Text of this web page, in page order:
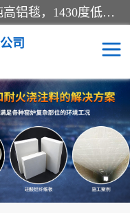
1260卷毡针刺毯，1360标准高纯高铝毯，1430度低锆锆铝含锆毯，普通挡渣棉卷毡，防火纸、挡火板、隔热垫片模块、棉块、折叠块、散棉高温固化剂价格规格密度多少钱图片视频立方平米参数指标
司
酸铝纤维纸
毯
酸铝折叠块